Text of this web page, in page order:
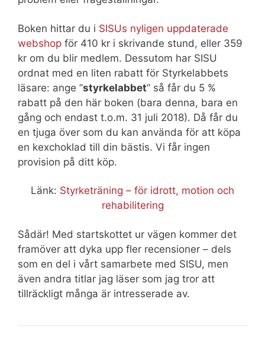
Boken hittar du i SISUs nyligen uppdaterade
webshop för 410 kr i skrivande stund, eller 359
kr om du blir medlem. Dessutom har SISU
ordnat med en liten rabatt för Styrkelabbets
läsare: ange ”styrkelabbet” så får du 5 %
rabatt på den här boken (bara denna, bara en
gång och endast t.o.m. 31 juli 2018). Då får du
en tjuga över som du kan använda för att köpa
en kexchoklad till din bästis. Vi får ingen
provision på ditt köp.
Länk: Styrketräning – för idrott, motion och
rehabilitering
Sådär! Med startskottet ur vägen kommer det
framöver att dyka upp fler recensioner – dels
som en del i vårt samarbete med SISU, men
även andra titlar jag läser som jag tror att
tillräckligt många är intresserade av.